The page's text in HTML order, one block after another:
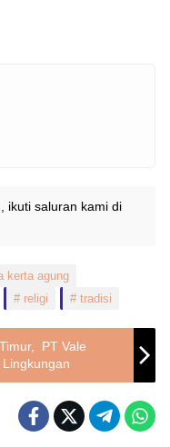
, ikuti saluran kami di
kerta agung
religi tradisi
PT Vale